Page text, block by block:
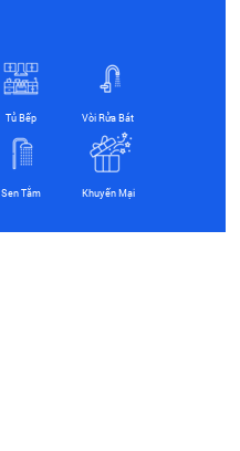
Tủ Bếp Vòi Rửa Bát
Sen Tắm Khuyến Mại